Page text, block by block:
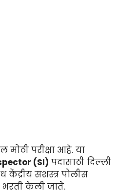
मोठी परीक्षा आहे. या
(SI) पदासाठी दिल्ली
केंद्रीय सशस्त्र पोलीस
भरती केली जाते.